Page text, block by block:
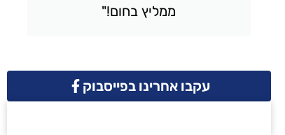
ממליץ בחום!"
עקבו אחרינו בפייסבוק